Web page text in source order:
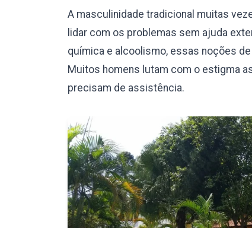
A masculinidade tradicional muitas
lidar com os problemas sem ajuda
química e alcoolismo, essas noções
Muitos homens lutam com o estigma
precisam de assistência.